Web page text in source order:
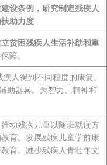
设条例，研究制定残疾人
助力度
贫困残疾人生活补助和重
障。
人得到不同程度的康复。
助器具。为智力、精神和
动残疾儿童以随班就读方
育。发展残疾儿童学前康
育。减少残疾人青壮年文